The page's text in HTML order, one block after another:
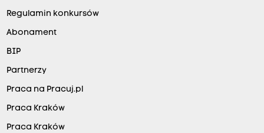
Regulamin konkursów
Abonament
BIP
Partnerzy
Praca na Pracuj.pl
Praca Kraków
Praca Kraków